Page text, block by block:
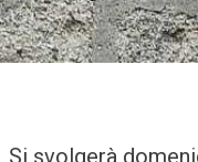
Si svolgerà